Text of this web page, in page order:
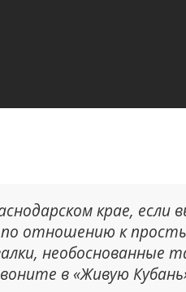
крае, если
по отношению к
необоснованные
в «Живую